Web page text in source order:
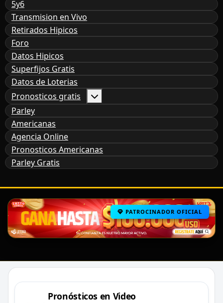
5y6
Transmision en Vivo
Retirados Hipicos
Foro
Datos Hipicos
Superfijos Gratis
Datos de Loterias
Pronosticos gratis
Parley
Americanas
Agencia Online
Pronosticos Americanas
Parley Gratis
PATROCINADOR OFICIAL
Pronósticos en Video